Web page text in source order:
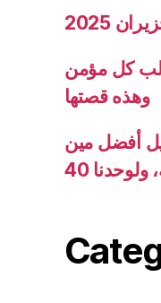
كل مؤمن
وهذه قصتها
أفضل مين